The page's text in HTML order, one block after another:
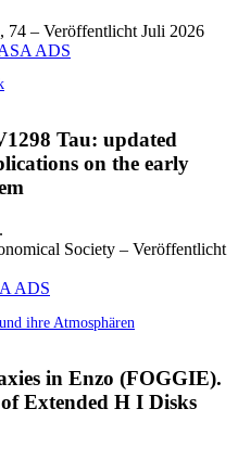
74 – Veröffentlicht Juli 2026
ADS
Tau: updated
on the early
Society – Veröffentlicht
ADS
ihre Atmosphären
in Enzo (FOGGIE).
Extended H I Disks